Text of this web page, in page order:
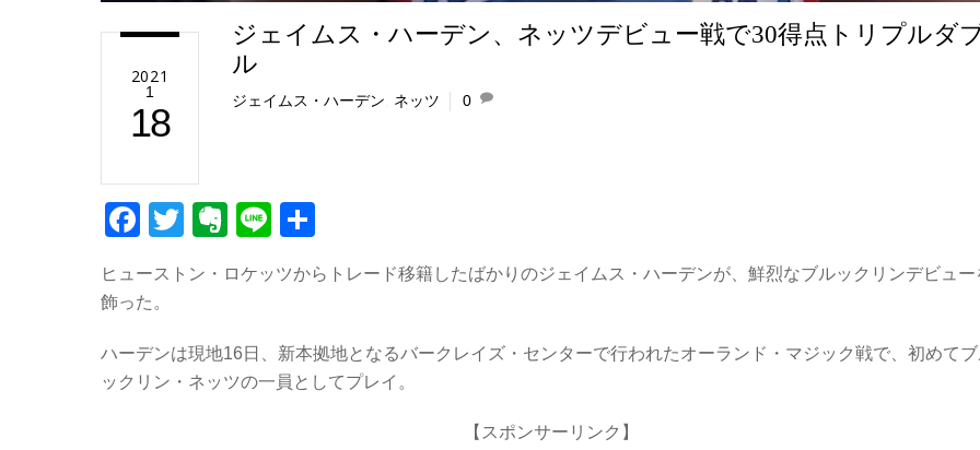
2021
1
18
ジェイムス・ハーデン、ネッツデビュー戦で30得点トリプルダ
ル
ジェイムス・ハーデン ネッツ 0
F
c
b
o
T
tt
E
er
ot
e
Li
e
ヒューストン・ロケッツからトレード移籍したばかりのジェイムス・ハーデンが、鮮烈なブルックリンデビュー
飾った。
ハーデンは現地16日、新本拠地となるバークレイズ・センターで行われたオーランド・マジック戦で、初めて
ックリン・ネッツの一員としてプレイ。
【スポンサーリンク】